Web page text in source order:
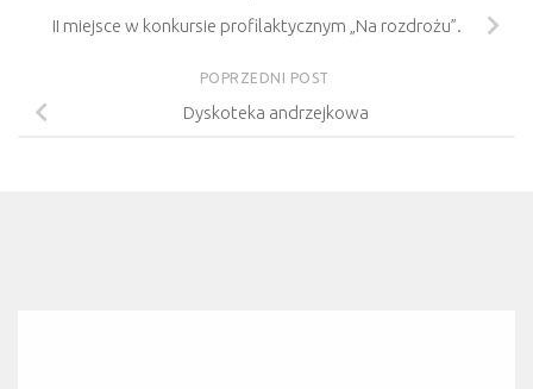
II miejsce w konkursie profilaktycznym „Na rozdrożu”.
POPRZEDNI POST
Dyskoteka andrzejkowa